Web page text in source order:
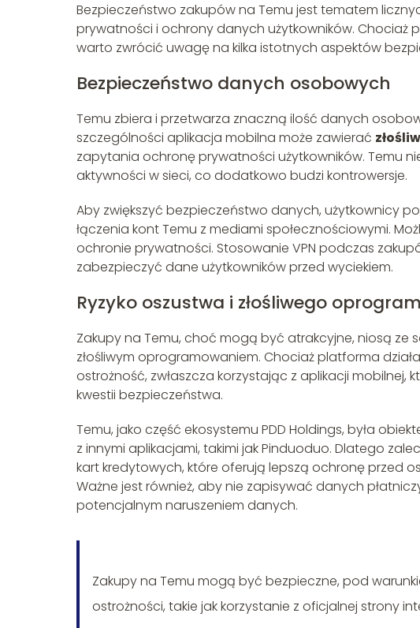
Bezpieczeństwo zakupów na Temu jest tematem
prywatności i ochrony danych użytkowników. Chociaż
warto zwrócić uwagę na kilka istotnych aspektów
Bezpieczeństwo danych osobowych
Temu zbiera i przetwarza znaczną ilość danych
szczególności aplikacja mobilna może zawierać
zapytania ochronę prywatności użytkowników. Temu
aktywności w sieci, co dodatkowo budzi kontrowersje.
Aby zwiększyć bezpieczeństwo danych, użytkownicy
łączenia kont Temu z mediami społecznościowymi.
ochronie prywatności. Stosowanie VPN podczas
zabezpieczyć dane użytkowników przed wyciekiem.
Ryzyko oszustwa i złośliwego
Zakupy na Temu, choć mogą być atrakcyjne, niosą ze
złośliwym oprogramowaniem. Chociaż platforma
ostrożność, zwłaszcza korzystając z aplikacji mobilnej,
kwestii bezpieczeństwa.
Temu, jako część ekosystemu PDD Holdings, była
z innymi aplikacjami, takimi jak Pinduoduo. Dlatego
kart kredytowych, które oferują lepszą ochronę przed
Ważne jest również, aby nie zapisywać danych
potencjalnym naruszeniem danych.
Zakupy na Temu mogą być bezpieczne, pod
ostrożności, takie jak korzystanie z oficjalnej strony